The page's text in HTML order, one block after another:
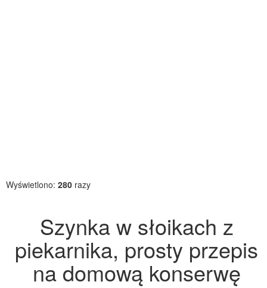
Wyświetlono: 280 razy
Szynka w słoikach z
piekarnika, prosty przepis
na domową konserwę